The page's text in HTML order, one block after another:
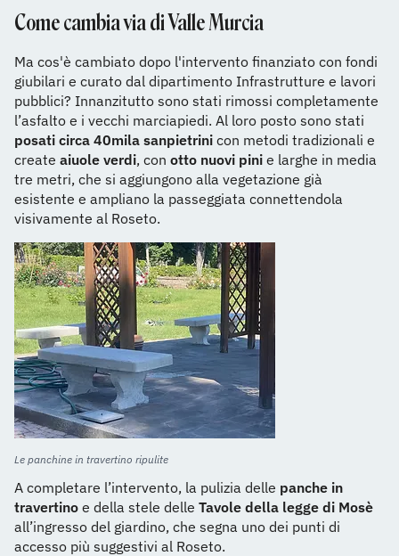
Come cambia via di Valle Murcia
Ma cos'è cambiato dopo l'intervento finanziato con fondi
giubilari e curato dal dipartimento Infrastrutture e lavori
pubblici? Innanzitutto sono stati rimossi completamente
l’asfalto e i vecchi marciapiedi. Al loro posto sono stati
posati circa 40mila sanpietrini con metodi tradizionali e
create aiuole verdi, con otto nuovi pini e larghe in media
tre metri, che si aggiungono alla vegetazione già
esistente e ampliano la passeggiata connettendola
visivamente al Roseto.
Le panchine in travertino ripulite
A completare l’intervento, la pulizia delle panche in
travertino e della stele delle Tavole della legge di Mosè
all’ingresso del giardino, che segna uno dei punti di
accesso più suggestivi al Roseto.